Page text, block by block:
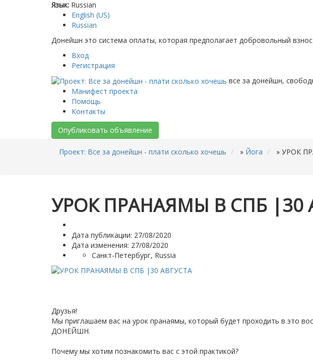
Язык: Russian
English (US)
Russian
Донейшн это система оплаты, которая предполагает добровольный
Вход
Регистрация
все за донейшн,
Манифест проекта
Помощь
Контакты
Опубликовать объявление
Проект: Все за донейшн - плати сколько хочешь » Йога » УРОК
УРОК ПРАНАЯМЫ В СПБ |30
Дата публикации: 27/08/2020
Дата изменения: 27/08/2020
Санкт-Петербург, Russia
Друзья!
Мы приглашаем вас на урок пранаямы, который будет проходить в это
ДОНЕЙШН.
Почему мы хотим познакомить вас с этой практикой?